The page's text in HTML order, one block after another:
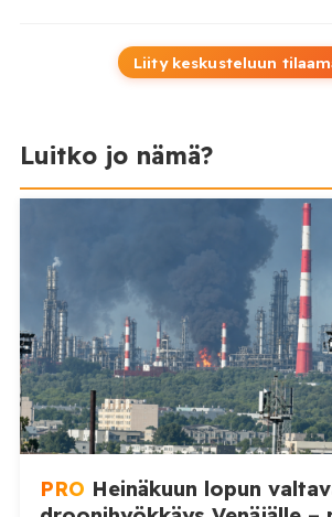
Liity keskusteluun
Luitko jo nämä?
PRO Heinäkuun lopun